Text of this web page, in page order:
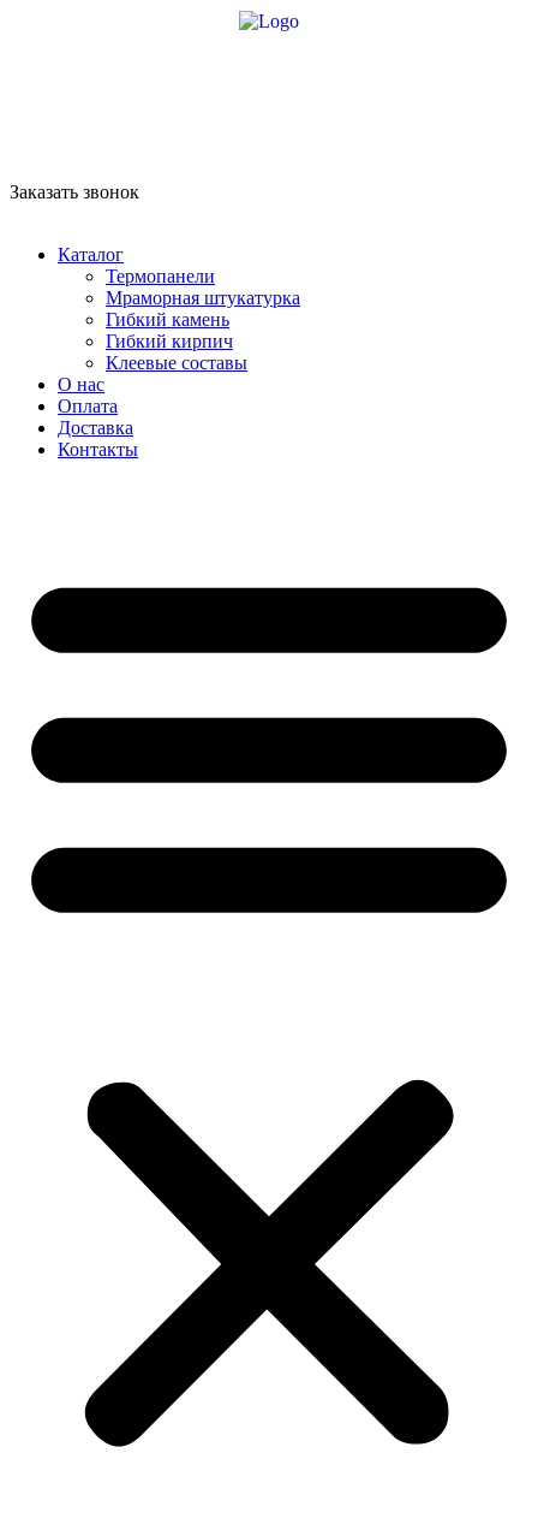
Заказать звонок
Каталог
Термопанели
Мраморная штукатурка
Гибкий камень
Гибкий кирпич
Клеевые составы
О нас
Оплата
Доставка
Контакты